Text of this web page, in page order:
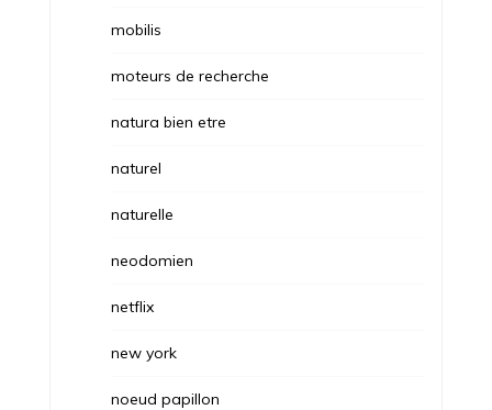
mobilis
moteurs de recherche
natura bien etre
naturel
naturelle
neodomien
netflix
new york
noeud papillon